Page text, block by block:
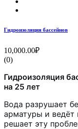
Гидроизоляция бассейнов
10,000.00₽
(0)
Гидроизоляция
на 25 лет
Вода разрушает
арматуры и ведёт
решает эту